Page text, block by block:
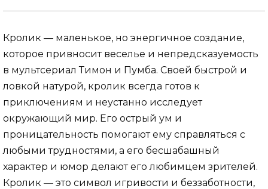
Кролик — маленькое, но энергичное создание,
которое привносит веселье и непредсказуемость
в мультсериал Тимон и Пумба. Своей быстрой и
ловкой натурой, кролик всегда готов к
приключениям и неустанно исследует
окружающий мир. Его острый ум и
проницательность помогают ему справляться с
любыми трудностями, а его бесшабашный
характер и юмор делают его любимцем зрителей.
Кролик — это символ игривости и беззаботности,